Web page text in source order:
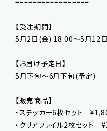
=================
【受注期間】
5月2日(金) 18:00〜5月12
【お届け予定日】
5月下旬〜6月下旬(予定)
【販売商品】
・ステッカー6枚セット
・クリアファイル2枚セット